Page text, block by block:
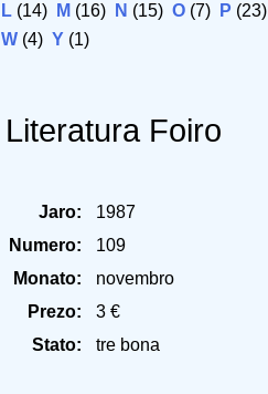
L (14) M (16) N (15) O (7) P (23)
W (4) Y (1)
Literatura Foiro
Jaro:
1987
Numero:
109
Monato:
novembro
Prezo:
3 €
Stato:
tre bona